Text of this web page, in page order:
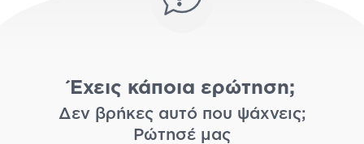
Έχεις κάποια ερώτηση;
Δεν βρήκες αυτό που ψάχνεις;
Ρώτησέ μας